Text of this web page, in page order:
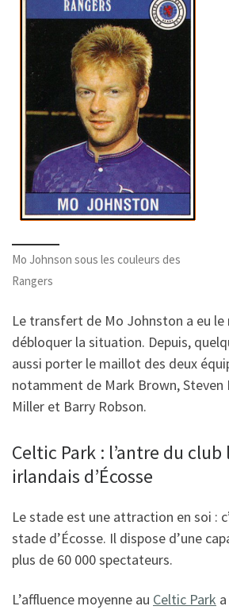
Mo Johnson sous les couleurs des
Rangers
Le transfert de Mo Johnston a eu
débloquer la situation. Depuis,
aussi porter le maillot des deux
notamment de Mark Brown, Steven
Miller et Barry Robson.
Celtic Park : l’antre du club
irlandais d’Écosse
Le stade est une attraction en soi :
stade d’Écosse. Il dispose d’une
plus de 60 000 spectateurs.
L’affluence moyenne au Celtic Park